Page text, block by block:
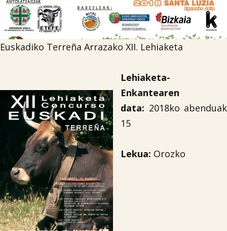
Euskadiko Terreña Arrazako XII. Lehiaketa
Lehiaketa-
Enkantearen
data: 2018ko abenduak
15
Lekua: Orozko